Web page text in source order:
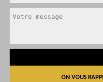
ON VOUS